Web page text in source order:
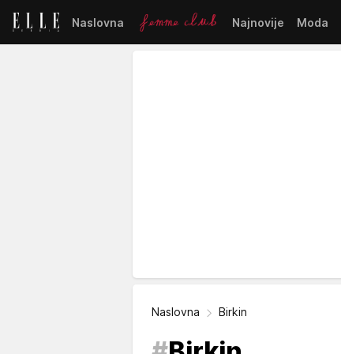
Naslovna Najnovije Moda
Naslovna Birkin